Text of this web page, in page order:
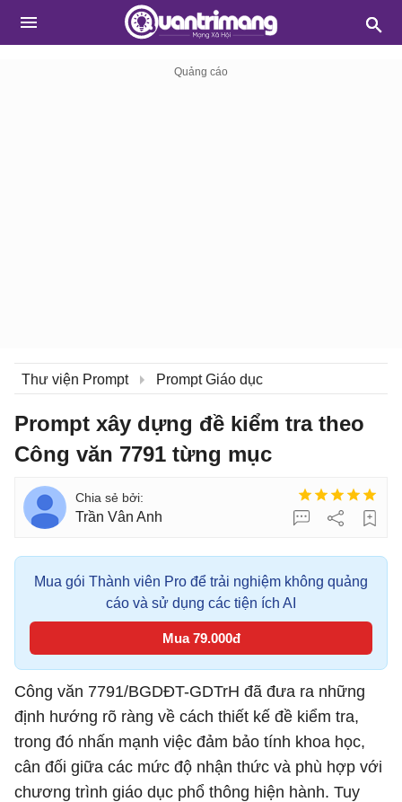
Thư viện Prompt Prompt Giáo dục
Prompt xây dựng đề kiểm tra theo
Công văn 7791 từng mục
Trần Vân Anh
Mua gói Thành viên Pro để trải nghiệm không quảng
cáo và sử dụng các tiện ích AI
Mua 79.000đ
Công văn 7791/BGDĐT-GDTrH đã đưa ra những
định hướng rõ ràng về cách thiết kế đề kiểm tra,
trong đó nhấn mạnh việc đảm bảo tính khoa học,
cân đối giữa các mức độ nhận thức và phù hợp với
chương trình giáo dục phổ thông hiện hành. Tuy